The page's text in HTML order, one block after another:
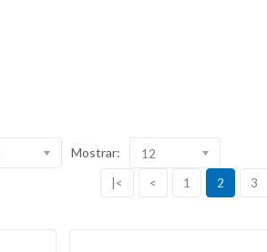
Mostrar: 12
|< < 1 2 3